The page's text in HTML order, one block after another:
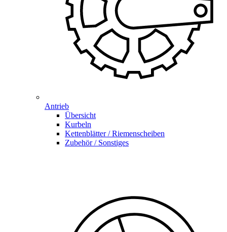
Antrieb
Übersicht
Kurbeln
Kettenblätter / Riemenscheiben
Zubehör / Sonstiges